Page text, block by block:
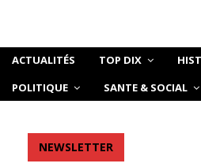
ACTUALITÉS TOP DIX
POLITIQUE
SANTE & SOCIAL
NEWSLETTER